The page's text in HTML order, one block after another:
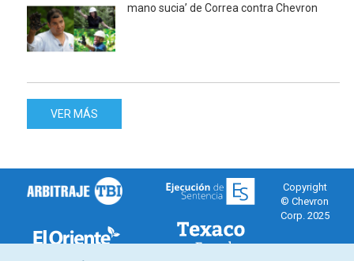
mano sucia’ de Correa contra Chevron
VER MÁS
Copyright
© Chevron
Corp. 2025